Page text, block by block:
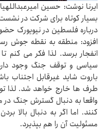
ایرنا نوشت: حسین
بسیار کوتاه برای شرکت در
درباره فلسطین در نیویورک حضور
افزود: منطقه به نقطه جوش
انفجار برسد. لذا فکر می
سیاسی و توقف جنگ وجود
باروت شاید غیرقابل اجتناب
طرف ها خارج خواهد شد. لذا
واقعا به دنبال گسترش جنگ
کنند. اما اگر به دنبال بالا
مسئولیت آن را هم بپذیرد.